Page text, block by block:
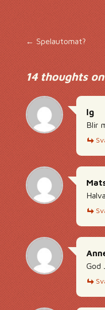
←Spelautomat?
14 thoughts on
lg
Blir
God